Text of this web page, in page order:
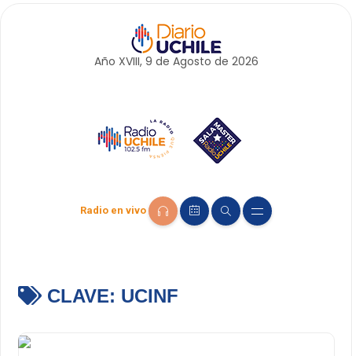
Año XVIII, 9 de Agosto de 2026
Radio en vivo
CLAVE: UCINF